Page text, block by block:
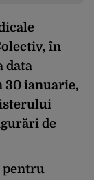
în
data
30 ianuarie,
de
pentru